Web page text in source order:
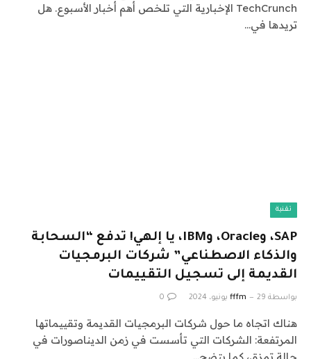
TechCrunch الإخبارية التي تلخص أهم أخبار الأسبوع. هل
تريدها في…
تقنية
SAP، وOracle، وIBM، يا إلهي! تدفع “السحابة
والذكاء الاصطناعي” شركات البرمجيات
القديمة إلى تسجيل التقييمات
بواسطة fffm 29 يونيو، 2024 0
هناك اتجاه ما حول شركات البرمجيات القديمة وتقييماتها
المرتفعة: الشركات التي تأسست في زمن الديناصورات في